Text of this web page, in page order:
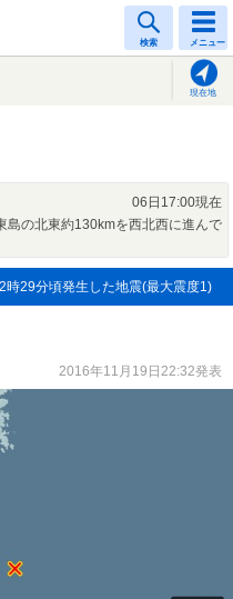
検索 メニュー
現在地
06日17:00現在
島の北東約130kmを西北西に進んで
時29分頃発生した地震(最大震度1)
2016年11月19日22:32発表